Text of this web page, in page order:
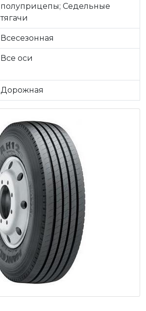
полуприцепы; Седельные
тягачи
Всесезонная
Все оси
Дорожная